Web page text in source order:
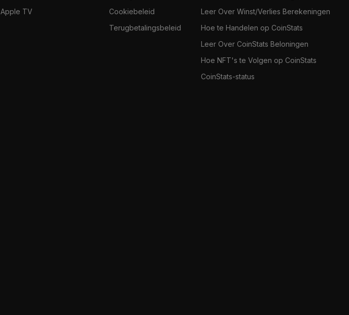
Apple TV
Cookiebeleid
Terugbetalingsbeleid
Leer Over Winst/Verlies Berekeningen
Hoe te Handelen op CoinStats
Leer Over CoinStats Beloningen
Hoe NFT's te Volgen op CoinStats
CoinStats-status